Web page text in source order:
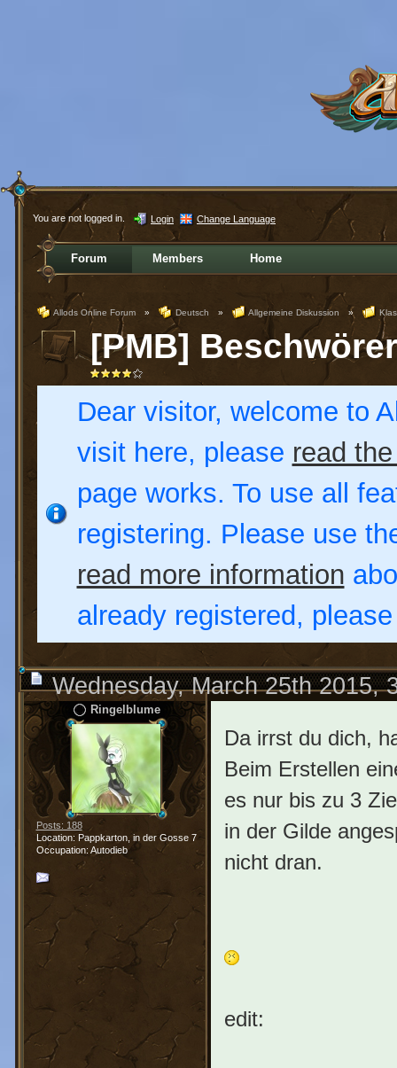
You are not logged in. Login Change Language
Forum Members Home
Allods Online Forum » Deutsch » Allgemeine Diskussion »
[PMB]
Dear visitor, welcome to
visit here, please read
page works. To use all
registering. Please use
read more information
already registered,
Wednesday, March 25th 2015,
Ringelblume
Posts: 188
Location: Pappkarton, in der Gosse 7
Occupation: Autodieb
Da irrst du dich,
Beim Erstellen
es nur bis zu 3
in der Gilde
nicht dran.
edit: